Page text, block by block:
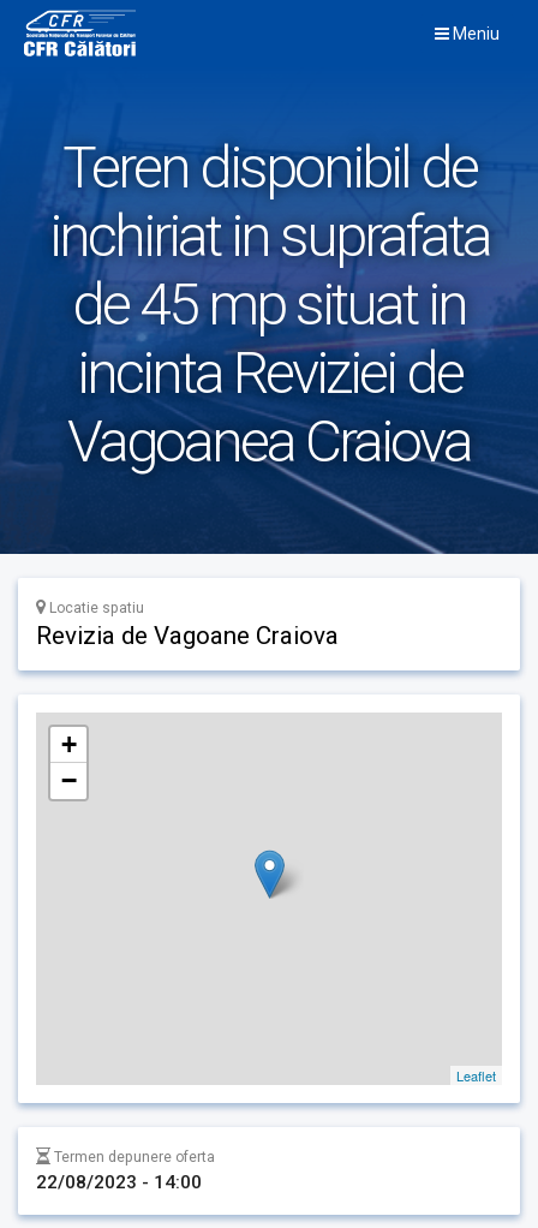
content
Meniu
Teren disponibil de
inchiriat in suprafata
de 45 mp situat in
incinta Reviziei de
Vagoanea Craiova
Locatie spatiu
Revizia de Vagoane Craiova
+
−
Leaflet
Termen depunere oferta
22/08/2023 - 14:00